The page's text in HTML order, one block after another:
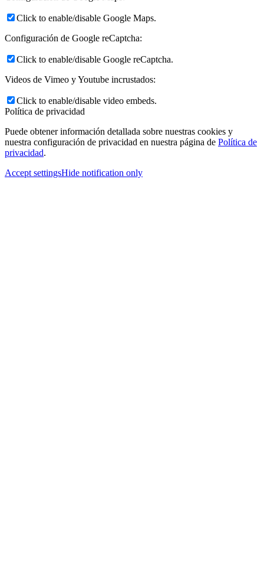
Click to enable/disable Google Maps.
Configuración de Google reCaptcha:
Click to enable/disable Google reCaptcha.
Videos de Vimeo y Youtube incrustados:
Click to enable/disable video embeds.
Política de privacidad
Puede obtener información detallada sobre nuestras cookies y
nuestra configuración de privacidad en nuestra página de Política de
privacidad.
Accept settingsHide notification only